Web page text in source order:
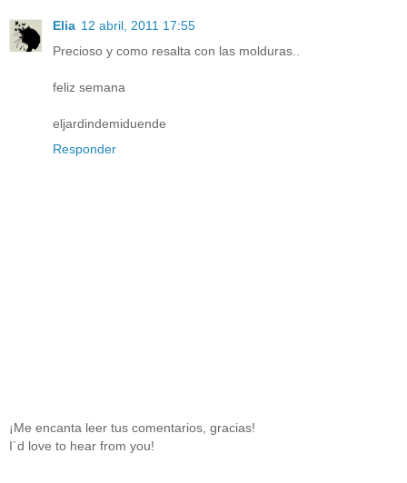
Elia 12 abril, 2011 17:55
Precioso y como resalta con las molduras..
feliz semana
eljardindemiduende
Responder
¡Me encanta leer tus comentarios, gracias!
I´d love to hear from you!